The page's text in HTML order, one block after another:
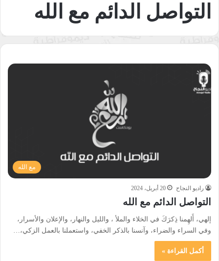
التواصل الدائم مع الله
مع الله
راديو النجاح 20 أبريل، 2024
التواصل الدائم مع الله
إلهي، أَلهِمنا ذِكرَكَ في الخلاء والملأ ، والليل والنهار، والإعلان والأسرار،
وفي السراء والضراء، وآنسنا بالذكر الخفي، واستعملنا بالعمل الزكي،…
أكمل القراءة »